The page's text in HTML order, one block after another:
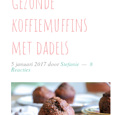
koffiemuffins
met dadels
5 januari 2017 doorStefanie 8
Reacties